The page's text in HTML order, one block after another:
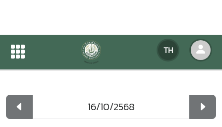
TH
ปฏิทินกิจกรรมของหน่วยงาน
ปฏิทินกิจกรรมของหน่วยงาน